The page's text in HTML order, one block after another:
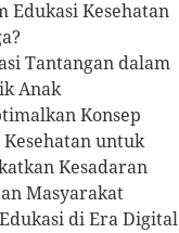
Edukasi Kesehatan
Tantangan dalam
Anak
Konsep
Kesehatan untuk
Kesadaran
Masyarakat
di Era Digital